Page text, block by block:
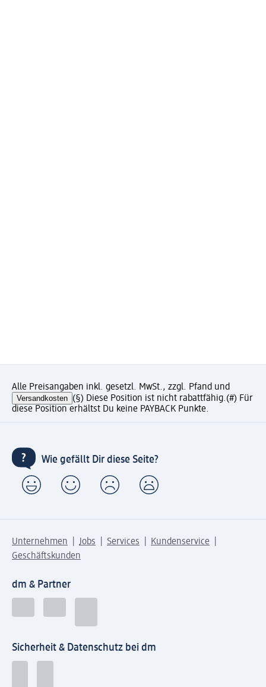
Alle Preisangaben inkl. gesetzl. MwSt., zzgl. Pfand und
Versandkosten (§) Diese Position ist nicht rabattfähig.(#) Für
diese Position erhältst Du keine PAYBACK Punkte.
Wie gefällt Dir diese Seite?
Unternehmen Jobs Services
Kundenservice
Geschäftskunden
dm & Partner
Sicherheit & Datenschutz bei dm